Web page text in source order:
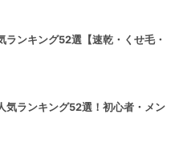
ランキング52選【速乾・くせ毛・
気ランキング52選！初心者・メン